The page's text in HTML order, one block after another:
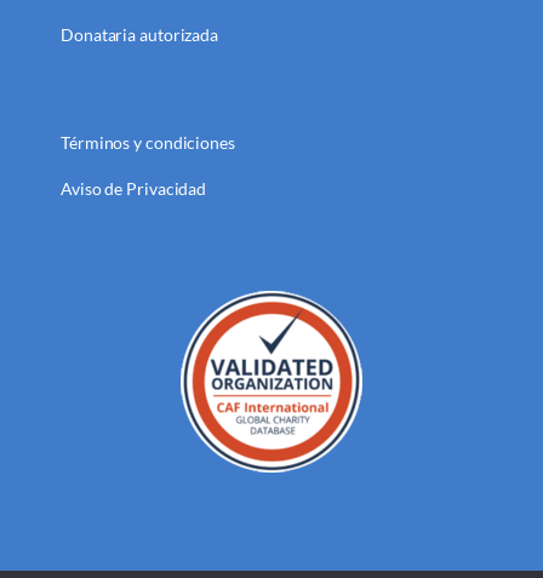
Donataria autorizada
Términos y condiciones
Aviso de Privacidad